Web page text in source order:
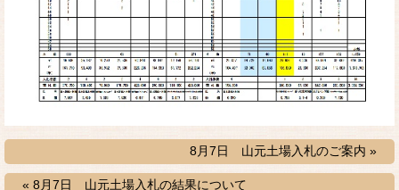
8月7日 山元土場入札のご案内 »
« 8月7日 山元土場入札の結果について